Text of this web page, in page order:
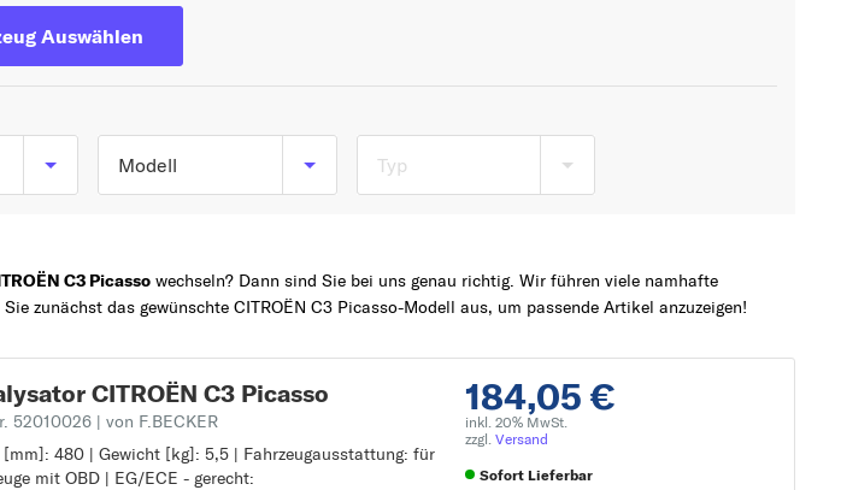
Auswählen
Modell Typ
C3 Picasso wechseln? Dann sind Sie bei uns genau richtig. Wir führen viele namhafte
zunächst das gewünschte CITROËN C3 Picasso-Modell aus, um passende Artikel anzuzeigen!
184,05 €
inkl. 20% MwSt.
zzgl. Versand
Sofort Lieferbar
CITROËN C3 Picasso
52010026 | von F.BECKER
[mm]: 480 | Gewicht [kg]: 5,5 | Fahrzeugausstattung: für
mit OBD | EG/ECE - gerecht:
[mm]: 480
[kg]: 5,5